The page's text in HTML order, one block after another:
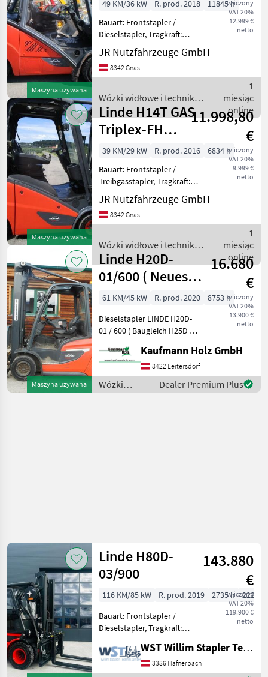
Maszyna używana
+ Duple
wliczony
VAT 20%
12.999 €
netto
49 KM/36 kW R. prod. 2018
11845 h
Bauart: Frontstapler /
Dieselstapler, Tragkraft:
3000kg, Hubhöhe: 3650mm,
Bauhöhe: 2470mm,
Bereifung vorne: Vollgummi
Bereifung hinten:
Vollgummi
JR Nutzfahrzeuge GmbH
8342 Gnas
Wózki widłowe i technika
magazynowa / Linde
1
miesiąc
online
Maszyna używana
Linde H14T GAS
Triplex-FH
4,60m +
Seitenschieber
11.998,80
€
wliczony
VAT 20%
9.999 €
netto
39 KM/29 kW R. prod. 2016
6834 h
Bauart: Frontstapler /
Treibgasstapler, Tragkraft:
1400kg, Hubhöhe: 4620mm,
Bauhöhe: 2100mm,
Bereifung vorne: Vollgummi
hinten: Vollgumm
JR Nutzfahrzeuge GmbH
8342 Gnas
Wózki widłowe i technika
magazynowa / Linde
1
miesiąc
online
Maszyna używana
Linde H20D-
01/600 ( Neues
Modell mit
Deutz Motor )
16.680
€
wliczony
VAT 20%
13.900 €
netto
61 KM/45 kW R. prod. 2020
8753 h
Dieselstapler LINDE H20D-
01 / 600 ( Baugleich H25D )
Stunden 45 KW Deutz
Motor 2 Tonnen Hubkraft 2,
40 Meter Bauhöhe 4, 03
Meter
Kaufmann Holz GmbH
8422 Leitersdorf
Wózki
widłowe i
Dealer Premium Plus
Linde H80D-
03/900
143.880
€
wliczony
VAT 20%
119.900 €
netto
116 KM/85 kW R. prod. 2019 2735 h
2220
Bauart: Frontstapler /
Dieselstapler, Tragkraft:
Bauhöhe: 3020mm,
Gabellänge: 2400mm,
WST Willim Stapler Technik GmbH
3386 Hafnerbach